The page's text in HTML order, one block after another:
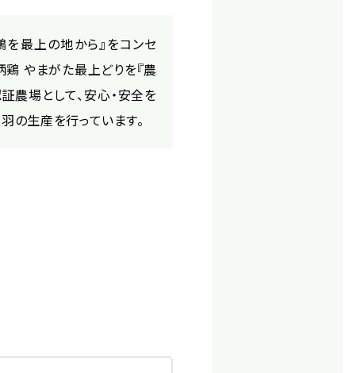
を最上の地から』をコンセ
鶏 やまがた最上どりを『農
農場として、安心・安全を
の生産を行っています。